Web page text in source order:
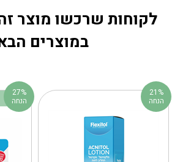
לקוחות שרכשו מוצר
במוצרים
27%
הנחה
21%
הנחה